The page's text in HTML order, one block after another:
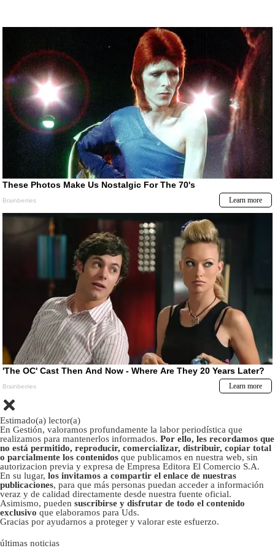
Estimado(a) lector(a)
En Gestión, valoramos profundamente la labor periodística que
realizamos para mantenerlos informados. Por ello, les recordamos que
no está permitido, reproducir, comercializar, distribuir, copiar total
o parcialmente los contenidos que publicamos en nuestra web, sin
autorizacion previa y expresa de Empresa Editora El Comercio S.A.
En su lugar, los invitamos a compartir el enlace de nuestras
publicaciones, para que más personas puedan acceder a información
veraz y de calidad directamente desde nuestra fuente oficial.
Asimismo, pueden suscribirse y disfrutar de todo el contenido
exclusivo que elaboramos para Uds.
Gracias por ayudarnos a proteger y valorar este esfuerzo.
últimas noticias